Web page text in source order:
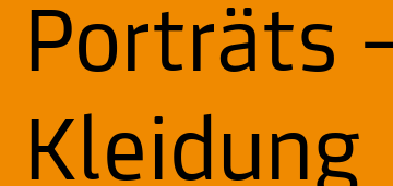
Porträts
Kleidung